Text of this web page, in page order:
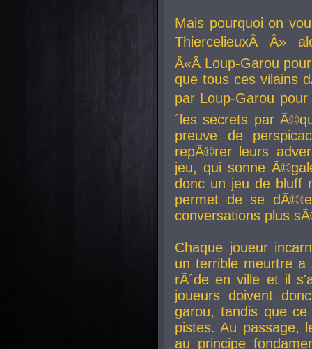
Mais pourquoi on
ThiercelieuxÂ Â»
Â«Â Loup-Garou
que tous ces vilains
par Loup-Garou
´les secrets par
preuve de
repÃ©rer leurs
jeu, qui sonne
donc un jeu de bluff
permet de se
conversations plus
Chaque joueur
un terrible meurtre
rÃ´de en ville et il
joueurs doivent
garou, tandis que
pistes. Au passage,
au principe